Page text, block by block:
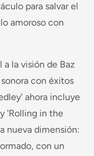
para salvar el
amoroso con
la visión de Baz
con éxitos
ahora incluye
'Rolling in the
nueva dimensión:
con un